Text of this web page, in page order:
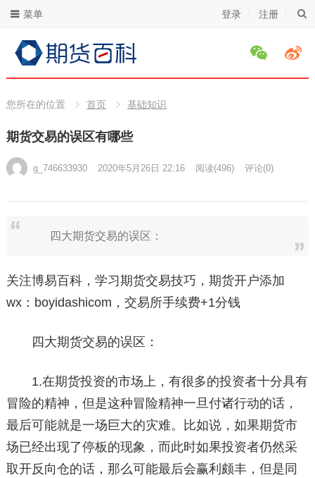
登录 注册
菜单
您所在的位置 首页 基础知识
期货交易的误区有哪些
g_746633930 2020年5月26日 22:16 阅读(496) 评论(0)
四大期货交易的误区：
关注博易百科，学习期货交易技巧，期货开户添加
wx：boyidashicom，交易所手续费+1分钱
四大期货交易的误区：
1.在期货投资的市场上，有很多的投资者十分具有
冒险的精神，但是这种冒险精神一旦付诸行动的话，
最后可能就是一场巨大的灾难。比如说，如果期货市
场已经出现了停板的现象，而此时如果投资者仍然采
取开反向仓的话，那么可能最后会赢利颇丰，但是同